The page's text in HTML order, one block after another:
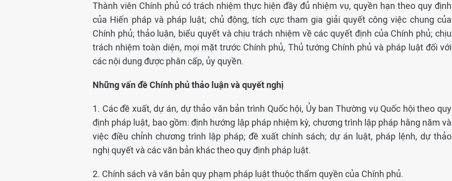
Thành viên Chính phủ có trách nhiệm thực hiện đầy đủ nhiệm vụ, quyền hạn theo quy định
của Hiến pháp và pháp luật; chủ động, tích cực tham gia giải quyết công việc chung của
Chính phủ; thảo luận, biểu quyết và chịu trách nhiệm về các quyết định của Chính phủ; chịu
trách nhiệm toàn diện, mọi mặt trước Chính phủ, Thủ tướng Chính phủ và pháp luật đối với
các nội dung được phân cấp, ủy quyền.
Những vấn đề Chính phủ thảo luận và quyết nghị
1. Các đề xuất, dự án, dự thảo văn bản trình Quốc hội, Ủy ban Thường vụ Quốc hội theo quy
định pháp luật, bao gồm: định hướng lập pháp nhiệm kỳ, chương trình lập pháp hằng năm và
việc điều chỉnh chương trình lập pháp; đề xuất chính sách; dự án luật, pháp lệnh, dự thảo
nghị quyết và các văn bản khác theo quy định pháp luật.
2. Chính sách và văn bản quy phạm pháp luật thuộc thẩm quyền của Chính phủ.